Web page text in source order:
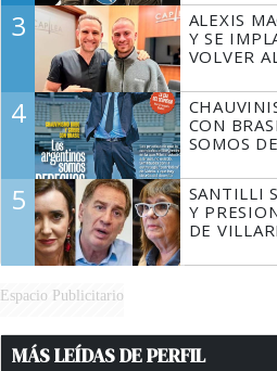
3
ALEXIS
Y SE
VOLVER
4
CON
SOMOS
5
SANTILLI
Y
DE
Espacio Publicitario
MÁS LEÍDAS DE PERFIL